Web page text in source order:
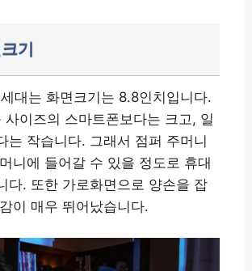
기
대는 화면크기는 8.8인치입니다.
사이즈의 스마트폰보다는 크고, 일
는 작습니다. 그래서 점퍼 주머니
니에 들어갈 수 있을 정도로 휴대
다. 또한 가로화면으로 양손을 잡
이 매우 뛰어났습니다.